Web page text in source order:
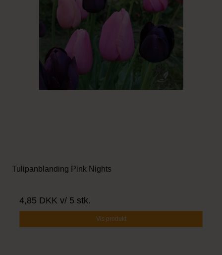
Tulipanblanding Pink Nights
4,85 DKK v/ 5 stk.
Vis produkt